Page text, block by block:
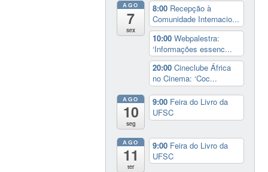
AGO
7
sex
8:00 Recepção à
Comunidade Internacio...
10:00Webpalestra:
‘Informações essenc...
20:00Cineclube África
no Cinema: ‘Coc...
AGO
10
seg
9:00 Feira do Livro da
UFSC
AGO
11
ter
9:00 Feira do Livro da
UFSC